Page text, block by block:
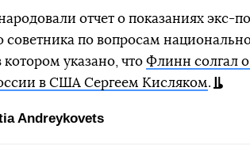
отчет о показаниях экс-
советника по вопросам
указано, что Флинн солгал
в США Сергеем Кисляком.
Andreykovets